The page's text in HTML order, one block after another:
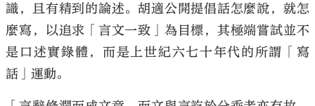
識，且有精到的論述。胡適公開提倡話怎麼說，就怎
麼寫，以追求「言文一致」為目標，其極端嘗試並不
是口述實錄體，而是上世紀六七十年代的所謂「寫
話」運動。